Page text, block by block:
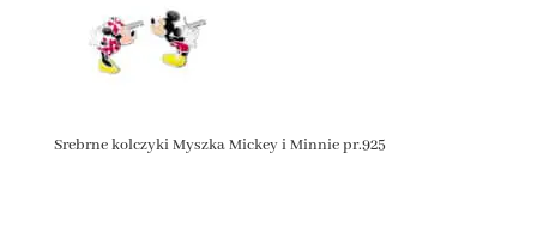
Srebrne kolczyki Myszka Mickey i Minnie pr.925